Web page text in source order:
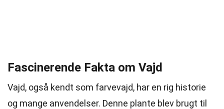
Fascinerende Fakta om Vajd
Vajd, også kendt som farvevajd, har en rig historie
og mange anvendelser. Denne plante blev brugt til